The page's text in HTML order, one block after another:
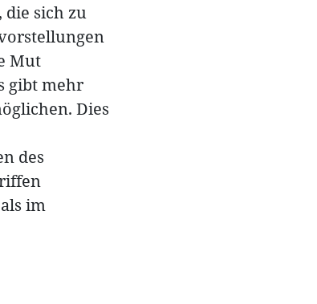
sich zu
Mut
gibt mehr
Dies
des
im